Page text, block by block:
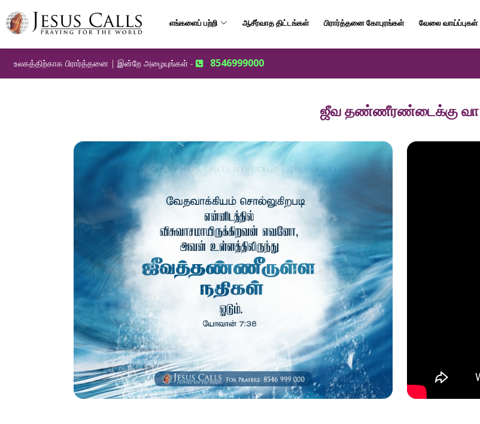
எங்களைப் பற்றி ஆசீர்வாத திட்டங்கள் பிரார்த்தனை கோபுரங்கள் வேலை வாய்ப்புகள்
உலகத்திற்காக பிரார்த்தனை | இன்றே அழையுங்கள் - 8546999000
ஜீவ தண்ணீரண்டைக்கு வா